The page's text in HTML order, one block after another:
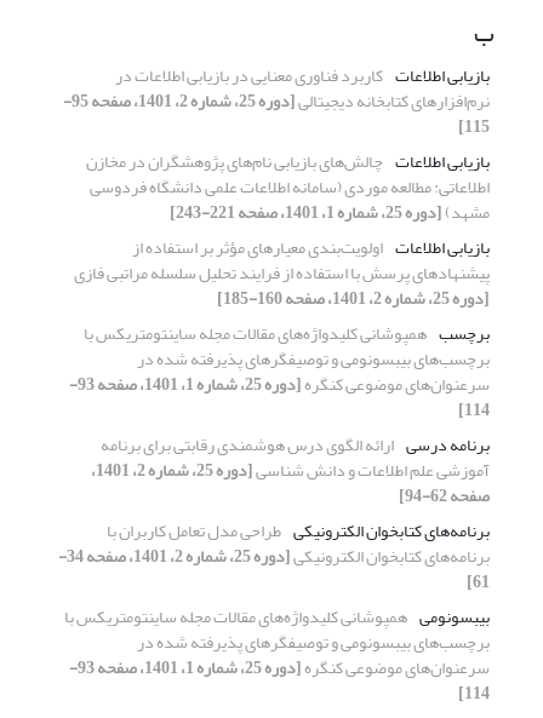
ب
بازیابی اطلاعات کاربرد فناوری معنایی در بازیابی اطلاعات در
نرم‌افزارهای کتابخانه دیجیتالی [دوره 25، شماره 2، 1401، صفحه 95-
115]
بازیابی اطلاعات چالش‌های بازیابی نام‌های پژوهشگران در مخازن
اطلاعاتی: مطالعه موردی (سامانه اطلاعات علمی دانشگاه فردوسی
مشهد)[دوره 25، شماره 1، 1401، صفحه 221-243]
بازیابی اطلاعات اولویت‌بندی معیارهای مؤثر بر استفاده از
پیشنهادهای پرسش با استفاده از فرایند تحلیل سلسله مراتبی فازی
[دوره 25، شماره 2، 1401، صفحه 160-185]
برچسب همپوشانی کلیدواژه‌های مقالات مجله ساینتومتریکس با
برچسب‌های بیبسونومی و توصیفگرهای پذیرفته شده در
سرعنوان‌های موضوعی کنگره [دوره 25، شماره 1، 1401، صفحه 93-
114]
برنامه درسی ارائه الگوی درس هوشمندی رقابتی برای برنامه
آموزشی علم اطلاعات و دانش شناسی [دوره 25، شماره 2، 1401،
صفحه 62-94]
برنامه‌های کتابخوان الکترونیکی طراحی مدل تعامل کاربران با
برنامه‌های کتابخوان الکترونیکی [دوره 25، شماره 2، 1401، صفحه 34-
61]
بیبسونومی همپوشانی کلیدواژه‌های مقالات مجله ساینتومتریکس با
برچسب‌های بیبسونومی و توصیفگرهای پذیرفته شده در
سرعنوان‌های موضوعی کنگره [دوره 25، شماره 1، 1401، صفحه 93-
114]